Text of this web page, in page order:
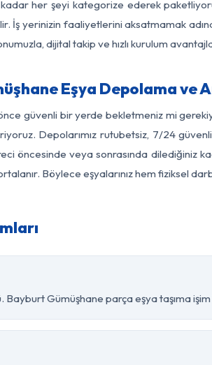
kadar her şeyi kategorize ederek
İş yerinizin faaliyetlerini aksatmamak
dijital takip ve hızlı kurulum
Eşya Depolama ve
önce güvenli bir yerde bekletmeniz mi
Depolarımız rutubetsiz, 7/24
öncesinde veya sonrasında dilediğiniz
Böylece eşyalarınız hem fiziksel
Gümüşhane parça eşya taşıma